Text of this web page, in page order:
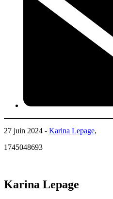
27 juin 2024 - Karina Lepage,
1745048693
Karina Lepage